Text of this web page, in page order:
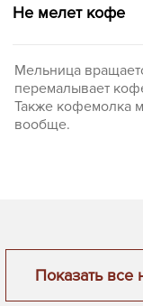
Не мелет кофе
Мельница
перемалывает
Также кофемолка
вообще.
Показать все